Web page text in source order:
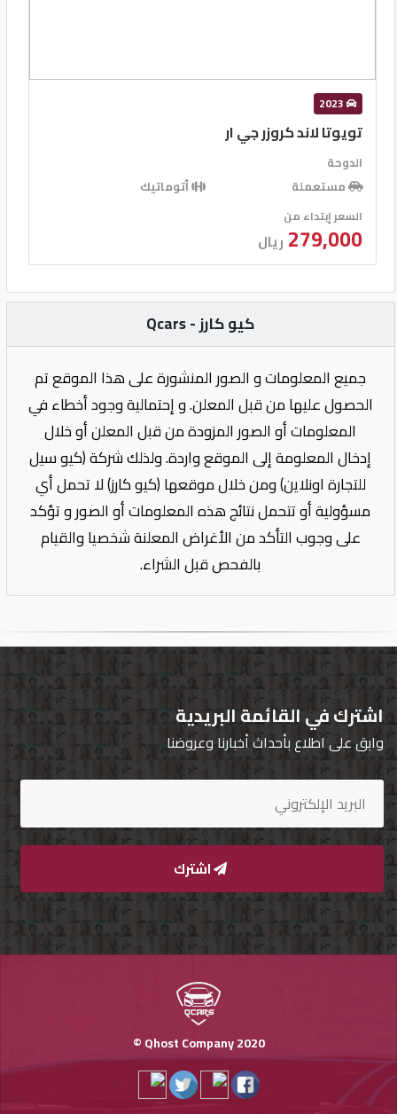
2023
تويوتا لاند كروزر جي ار
الدوحة
مستعملة
أتوماتيك
السعر إبتداء من
279,000 ريال
كيو كارز - Qcars
جميع المعلومات و الصور المنشورة على هذا الموقع تم
الحصول عليها من قبل المعلن. و إحتمالية وجود أخطاء في
المعلومات أو الصور المزودة من قبل المعلن أو خلال
إدخال المعلومة إلى الموقع واردة. ولذلك شركة (كيو سيل
للتجارة اونلاين) ومن خلال موقعها (كيو كارز) لا تحمل أي
مسؤولية أو تتحمل نتائج هذه المعلومات أو الصور و تؤكد
على وجوب التأكد من الأغراض المعلنة شخصيا والقيام
بالفحص قبل الشراء.
اشترك في القائمة البريدية
وابق على اطلاع بأحداث أخبارنا وعروضنا
اشترك
Qhost Company 2020 ©